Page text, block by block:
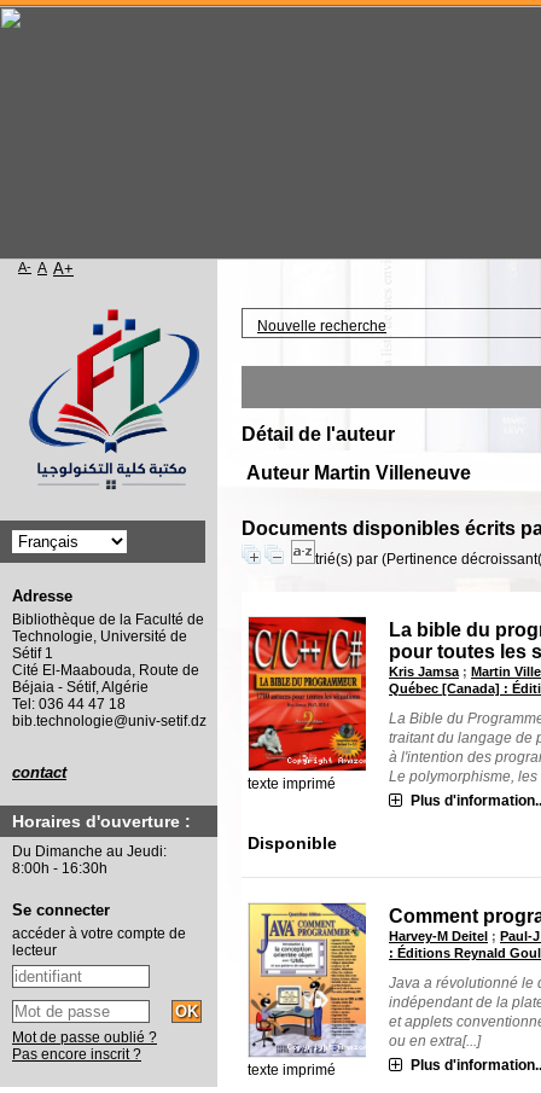
Nouvelle recherche
Détail de l'auteur
Auteur Martin Villeneuve
Documents disponibles écrits
trié(s) par (Pertinence
texte imprimé
La bible du
pour toutes les
Kris Jamsa ;Martin
Québec [Canada] :
La Bible du
traitant du langage de
à l'intention des
Le polymorphisme, les
Plus
Disponible
texte imprimé
Comment
Harvey-M Deitel ;Paul-
: Éditions Reynald
Java a révolutionné le
indépendant de la
et applets
ou en extra[...]
Plus
Accueil
A- A A+
Adresse
Bibliothèque de la Faculté de
Technologie, Université de
Sétif 1
Cité El-Maabouda, Route de
Béjaia - Sétif, Algérie
Tel: 036 44 47 18
bib.technologie@univ-setif.dz
contact
Horaires d'ouverture :
Du Dimanche au Jeudi:
8:00h - 16:30h
Se connecter
accéder à votre compte de
lecteur
Mot de passe oublié ?
Pas encore inscrit ?